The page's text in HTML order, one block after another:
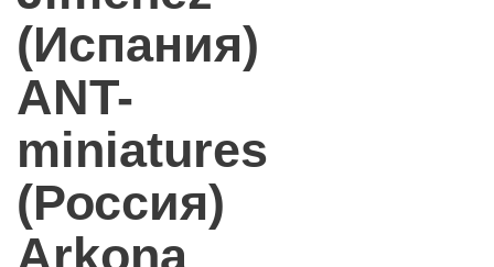
(Испания)
ANT-
miniatures
(Россия)
Arkona